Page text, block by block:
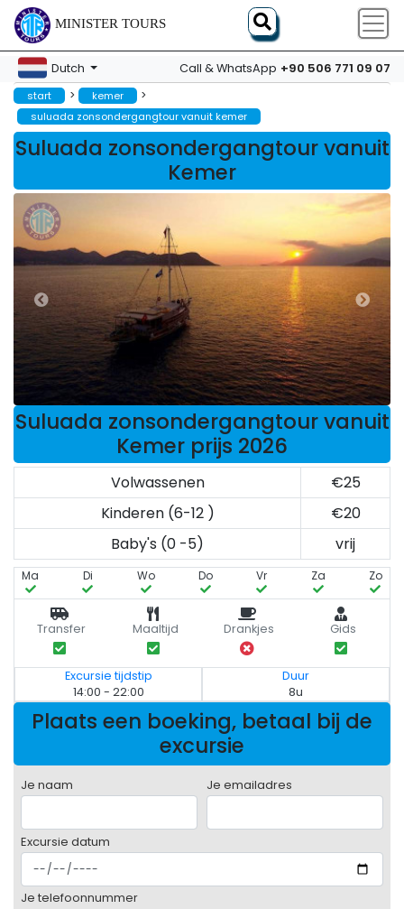
MINISTER TOURS
Dutch Call & WhatsApp +90 506 771 09 07
start > kemer >
suluada zonsondergangtour vanuit kemer
Suluada zonsondergangtour vanuit
Kemer
Suluada zonsondergangtour vanuit
Kemer prijs 2026
Volwassenen
€25
Kinderen (6-12 )
€20
Baby's (0 -5)
vrij
Ma Di Wo Do Vr Za Zo
Transfer Maaltijd Drankjes Gids
Excursie tijdstip
14:00 - 22:00
Duur
8u
Plaats een boeking, betaal bij de
excursie
Je naam Je emailadres
Excursie datum
Je telefoonnummer